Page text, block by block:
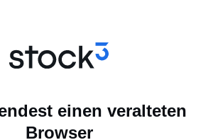
einen veralteten
Browser